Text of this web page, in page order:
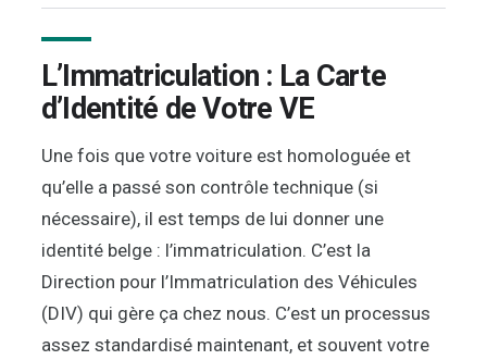
L’Immatriculation : La Carte
d’Identité de Votre VE
Une fois que votre voiture est homologuée et
qu’elle a passé son contrôle technique (si
nécessaire), il est temps de lui donner une
identité belge : l’immatriculation. C’est la
Direction pour l’Immatriculation des Véhicules
(DIV) qui gère ça chez nous. C’est un processus
assez standardisé maintenant, et souvent votre